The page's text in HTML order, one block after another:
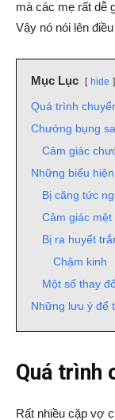
mà các mẹ rất dễ
Vậy nó nói lên
Mục Lục hide
Quá trình
Chướng bụng
Cảm giác
Những biểu
Bị căng tức
Cảm giác
Bị ra huyết
Chậm kinh
Một số thay
Những lưu ý để
Quá trình
Rất nhiều cặp vợ